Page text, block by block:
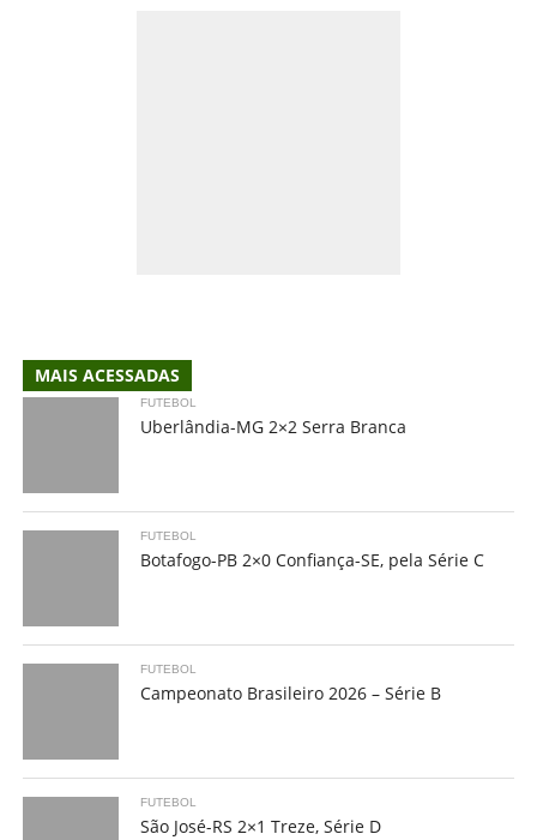
MAIS ACESSADAS
FUTEBOL
Uberlândia-MG 2×2 Serra Branca
FUTEBOL
Botafogo-PB 2×0 Confiança-SE, pela Série C
FUTEBOL
Campeonato Brasileiro 2026 – Série B
FUTEBOL
São José-RS 2×1 Treze, Série D